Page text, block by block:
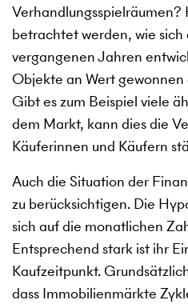
Verhandlungsspielräumen?
betrachtet werden, wie sich
vergangenen Jahren
Objekte an Wert
Gibt es zum Beispiel viele
dem Markt, kann dies die
Käuferinnen und Käufern
Auch die Situation der
zu berücksichtigen. Die
sich auf die monatlichen
Entsprechend stark ist ihr
Kaufzeitpunkt.
dass Immobilienmärkte